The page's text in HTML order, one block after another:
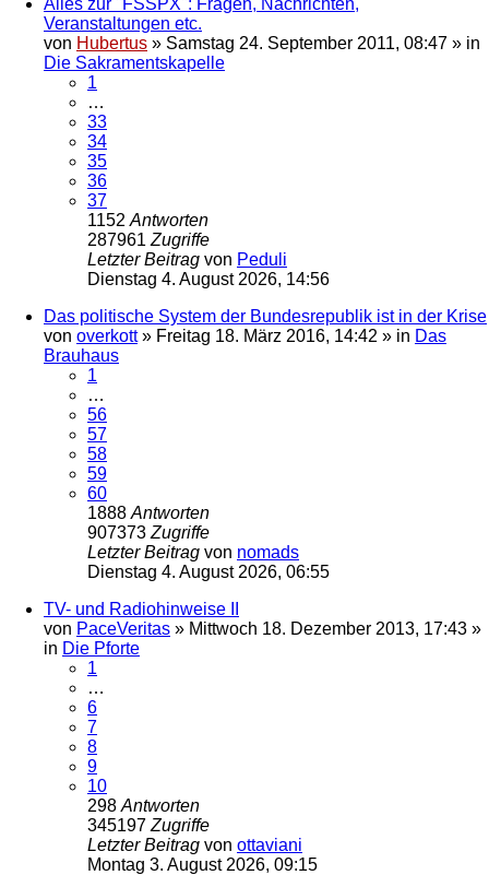
Veranstaltungen etc.
von Hubertus » Samstag 24. September 2011, 08:47 » in
Die Sakramentskapelle
1
…
33
34
35
36
37
1152 Antworten
287961 Zugriffe
Letzter Beitrag von Peduli
Dienstag 4. August 2026, 14:56
Das politische System der Bundesrepublik ist in der Krise
von overkott» Freitag 18. März 2016, 14:42 » in Das
Brauhaus
1
…
56
57
58
59
60
1888 Antworten
907373 Zugriffe
Letzter Beitrag von nomads
Dienstag 4. August 2026, 06:55
TV- und Radiohinweise II
von PaceVeritas » Mittwoch 18. Dezember 2013, 17:43 »
in Die Pforte
1
…
6
7
8
9
10
298 Antworten
345197 Zugriffe
Letzter Beitrag von ottaviani
Montag 3. August 2026, 09:15